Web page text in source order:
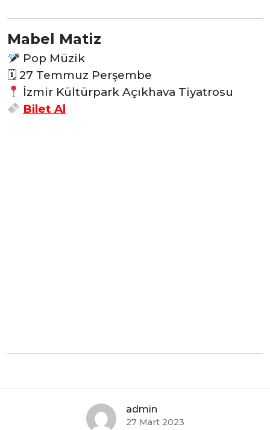
Mabel Matiz
Pop Müzik
🗓 27 Temmuz Perşembe
İzmir Kültürpark Açıkhava Tiyatrosu
Bilet Al
admin
27 Mart 2023